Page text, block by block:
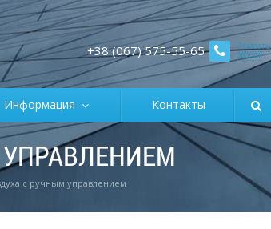
Заказать
звонок
+38 (067) 575-55-65
Информация Контакты
с ручным управлением